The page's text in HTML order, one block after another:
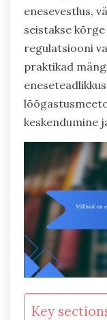
enesevestlus,
seistakse
regulatsiooni
praktikad
keskendumine
Key